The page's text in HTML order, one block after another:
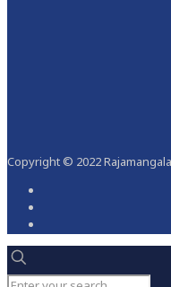
Copyright © 2022